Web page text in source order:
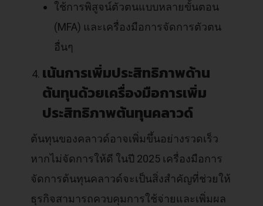
ใช้การพิสูจน์ตัวตนแบบหลายขั้นตอน
(MFA) และเครื่องมือการจัดการตัวตน
อื่นๆ
เน้นการเพิ่มประสิทธิภาพด้าน
ต้นทุนด้วยเครื่องมือการเพิ่ม
ประสิทธิภาพต้นทุนคลาวด์
ต้นทุนของคลาวด์อาจเพิ่มขึ้นอย่างรวดเร็ว
หากไม่จัดการให้ดี ในปี 2025 เครื่องมือการ
จัดการต้นทุนคลาวด์จะเป็นสิ่งสำคัญที่ช่วยให้
ธุรกิจสามารถควบคุมการใช้จ่ายและเพิ่มผล